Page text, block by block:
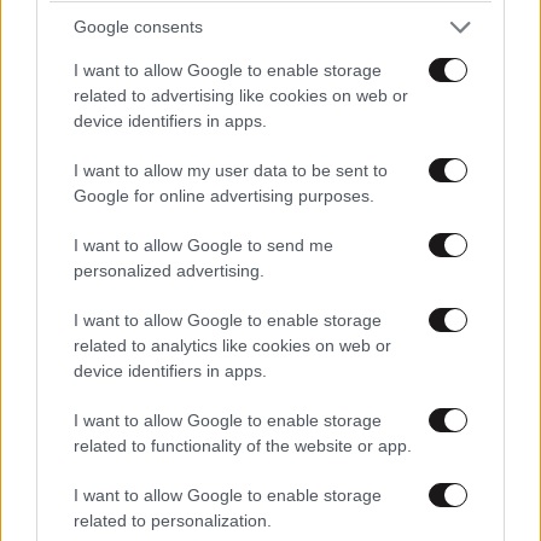
Google consents
I want to allow Google to enable storage
related to advertising like cookies on web or
device identifiers in apps.
I want to allow my user data to be sent to
Google for online advertising purposes.
I want to allow Google to send me
personalized advertising.
I want to allow Google to enable storage
related to analytics like cookies on web or
device identifiers in apps.
I want to allow Google to enable storage
related to functionality of the website or app.
I want to allow Google to enable storage
related to personalization.
Με τη Σελήνη στον Ταύρο, η συναισθηματική σου
ευαισθησία αυξάνεται και η επαφή με τη φύση, την
τέχνη ή τις αισθήσεις σου μπορεί να λειτουργήσει
θεραπευτικά. Το βράδυ, τα αισθηματικά ζητήματα
με ειλικρίνεια σε κάθε σημαντική εξέλιξη.
Ιχθύες
Αφιέρωσε την ενέργειά σου σε όσα σε βοηθούν να
αμφιβολίες για όσα έχουν ήδη συμβεί. Η Σελήνη
το πρόγραμμά σου γεμάτα δημιουργικές
δραστηριότητες.